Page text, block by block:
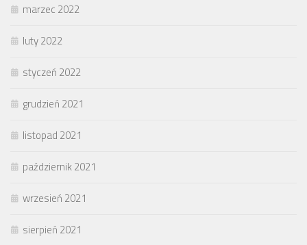
marzec 2022
luty 2022
styczeń 2022
grudzień 2021
listopad 2021
październik 2021
wrzesień 2021
sierpień 2021